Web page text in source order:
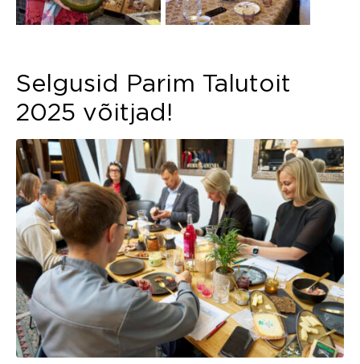
Selgusid Parim Talutoit
2025 võitjad!